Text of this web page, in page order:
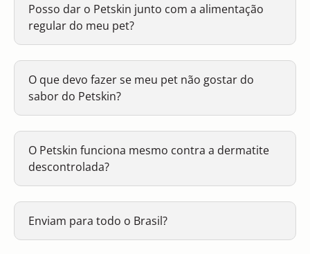
Posso dar o Petskin junto com a alimentação
regular do meu pet?
O que devo fazer se meu pet não gostar do
sabor do Petskin?
O Petskin funciona mesmo contra a dermatite
descontrolada?
Enviam para todo o Brasil?